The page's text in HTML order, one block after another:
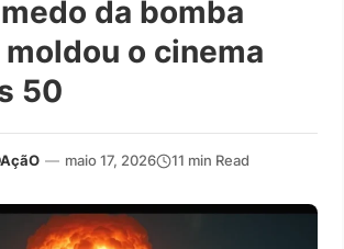
da bomba
o cinema
50
— maio 17, 2026 11 min Read